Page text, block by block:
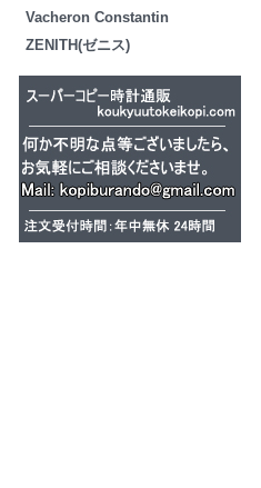
Vacheron Constantin
ZENITH(ゼニス)